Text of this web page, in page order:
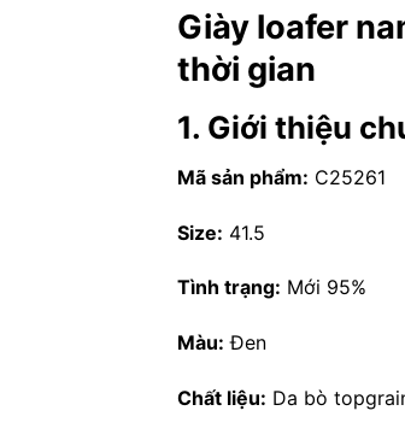
Giày loafer
thời gian
1. Giới thiệu
Mã sản phẩm: C25261
Size: 41.5
Tình trạng: Mới 95%
Màu: Đen
Chất liệu: Da bò